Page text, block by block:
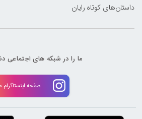
داستان‌های کوتاه رایان
ما را در شبکه های اجتماعی
صفحه اینستاگرام